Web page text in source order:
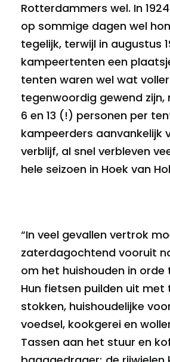
Rotterdammers wel. In
op sommige dagen wel
tegelijk, terwijl in augustus
kampeertenten een
tenten waren wel wat
tegenwoordig gewend zijn,
6 en 13 (!) personen per
kampeerders aanvankelijk
verblijf, al snel verbleven
hele seizoen in Hoek van
“In veel gevallen vertrok
zaterdagochtend vooruit
om het huishouden in orde
Hun fietsen puilden uit met
stokken, huishoudelijke
voedsel, kookgerei en
Tassen aan het stuur en